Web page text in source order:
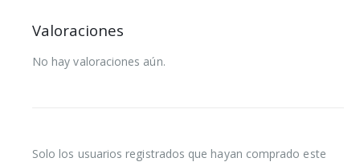
Valoraciones
No hay valoraciones aún.
Solo los usuarios registrados que hayan comprado este